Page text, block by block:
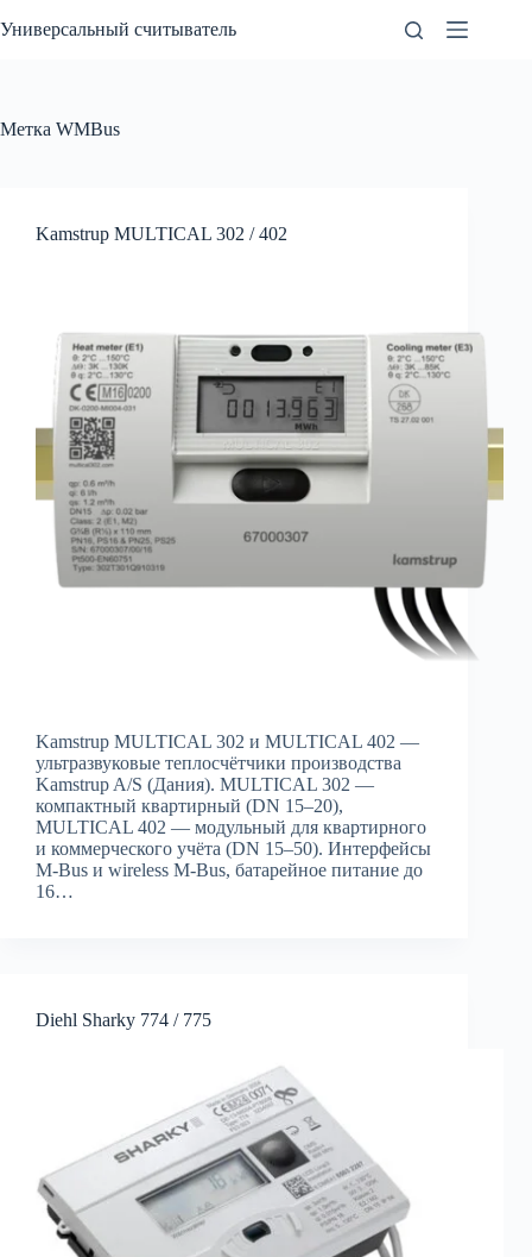
к
Универсальный считыватель
Метка WMBus
Kamstrup MULTICAL 302 / 402
Kamstrup MULTICAL 302 и MULTICAL 402 —
ультразвуковые теплосчётчики производства
Kamstrup A/S (Дания). MULTICAL 302 —
компактный квартирный (DN 15–20),
MULTICAL 402 — модульный для квартирного
и коммерческого учёта (DN 15–50). Интерфейсы
M-Bus и wireless M-Bus, батарейное питание до
16…
Diehl Sharky 774 / 775